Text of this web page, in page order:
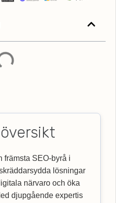
främsta SEO-byrå i
lösningar
närvaro och öka
djupgående expertis